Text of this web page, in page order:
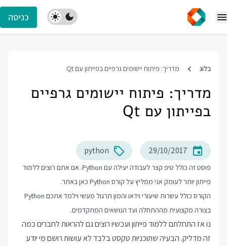
כניסה
בלוג מדריך: פיתוח יישומים גרפיים בפייתון עם Qt
מדריך: פיתוח יישומים גרפיים
בפייתון עם Qt
29/10/2017
python
פוסט זה כולל טיפ קצר לעבודה יעילה עם Python. אם אתם רוצים ללמוד
פייתון יותר לעומק אני ממליץ על קורס Python
כאן באתר.
הקורס כולל עשרות שיעורי וידאו והמון תרגול מעשי וילמד אתכם Python
בצורה מקצועית מההתחלה ועד הנושאים המתקדמים.
נו אז התחלתם ללמוד פייתון ועכשיו רוצים גם להראות לחברים כמה
זה מדליק. הבעיה שתוכניות טקסט בלבד לא עושות רושם מי יודע